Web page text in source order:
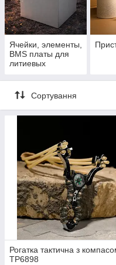
Ячейки, элементы,
BMS платы для
литиевых
Сортування
Рогатка тактична з
ТР6898